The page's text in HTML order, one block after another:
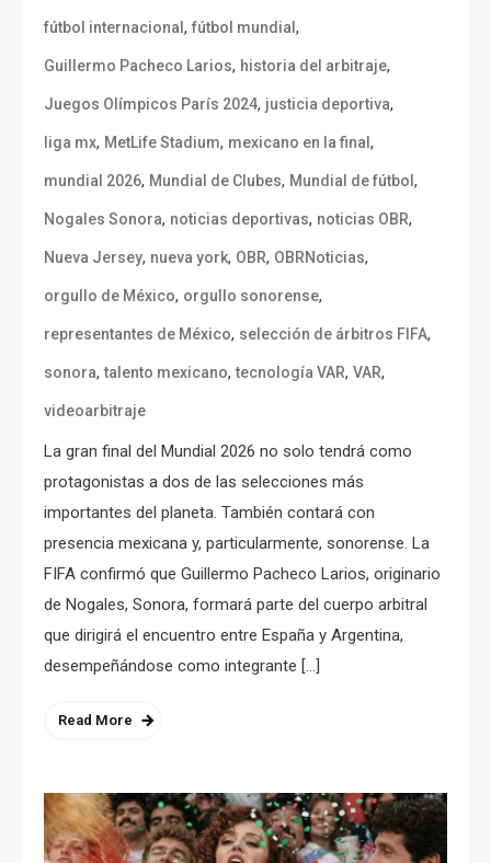
fútbol internacional , fútbol mundial ,
Guillermo Pacheco Larios, historia del arbitraje,
Juegos Olímpicos París 2024, justicia deportiva,
liga mx, MetLife Stadium, mexicano en la final ,
mundial 2026, Mundial de Clubes, Mundial de fútbol ,
Nogales Sonora, noticias deportivas, noticias OBR,
Nueva Jersey, nueva york, OBR, OBRNoticias,
orgullo de México, orgullo sonorense,
representantes de México, selección de árbitros FIFA,
sonora,talento mexicano,tecnología VAR, VAR,
videoarbitraje
La gran final del Mundial 2026 no solo tendrá como
protagonistas a dos de las selecciones más
importantes del planeta. También contará con
presencia mexicana y, particularmente, sonorense. La
FIFA confirmó que Guillermo Pacheco Larios, originario
de Nogales, Sonora, formará parte del cuerpo arbitral
que dirigirá el encuentro entre España y Argentina,
desempeñándose como integrante […]
Read More